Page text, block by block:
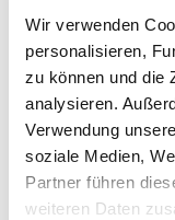
Wir verwenden
personalisieren,
zu können und die
analysieren.
Verwendung
soziale Medien,
Partner führen
weiteren Daten
Mittwoch,